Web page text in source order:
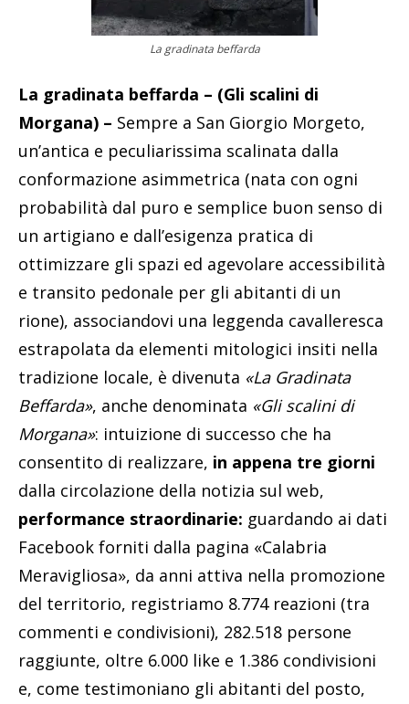
La gradinata beffarda
La gradinata beffarda – (Gli scalini di
Morgana) – Sempre a San Giorgio Morgeto,
un’antica e peculiarissima scalinata dalla
conformazione asimmetrica (nata con ogni
probabilità dal puro e semplice buon senso di
un artigiano e dall’esigenza pratica di
ottimizzare gli spazi ed agevolare accessibilità
e transito pedonale per gli abitanti di un
rione), associandovi una leggenda cavalleresca
estrapolata da elementi mitologici insiti nella
tradizione locale, è divenuta «La Gradinata
Beffarda», anche denominata «Gli scalini di
Morgana»: intuizione di successo che ha
consentito di realizzare, in appena tre giorni
dalla circolazione della notizia sul web,
performance straordinarie: guardando ai dati
Facebook forniti dalla pagina «Calabria
Meravigliosa», da anni attiva nella promozione
del territorio, registriamo 8.774 reazioni (tra
commenti e condivisioni), 282.518 persone
raggiunte, oltre 6.000 like e 1.386 condivisioni
e, come testimoniano gli abitanti del posto,